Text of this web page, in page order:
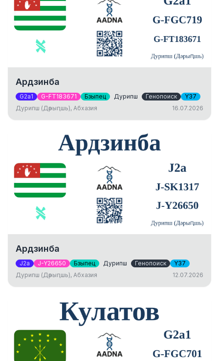
Ардзинба
G2a1 G-FT183671 Бзыпец Дурипш Генопоиск
Y37
Дурипш (Дәрыԥшь), Абхазия
16.07.2026
Ардзинба
J2a J-Y26650 Бзыпец Дурипш Генопоиск
Y37
Дурипш (Дәрыԥшь), Абхазия
12.07.2026